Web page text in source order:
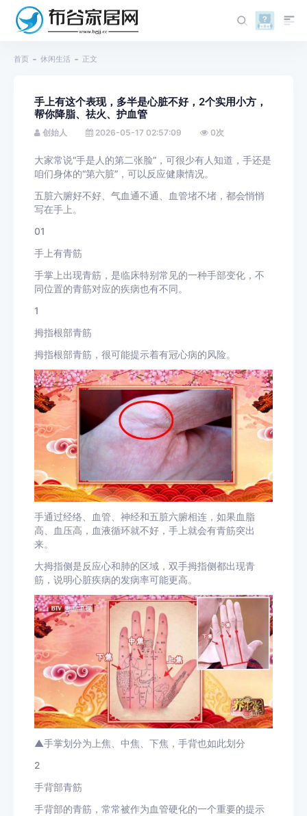
首页 休闲生活 正文
手上有这个表现，多半是心脏不好，2个实用小方，
帮你降脂、祛火、护血管
创始人 2026-05-17 02:57:09 0次
大家常说“手是人的第二张脸”，可很少有人知道，手还是
咱们身体的“第六脏”，可以反应健康情况。
五脏六腑好不好、气血通不通、血管堵不堵，都会悄悄
写在手上。
01
手上有青筋
手掌上出现青筋，是临床特别常见的一种手部变化，不
同位置的青筋对应的疾病也有不同。
1
拇指根部青筋
拇指根部青筋，很可能提示着有冠心病的风险。
手通过经络、血管、神经和五脏六腑相连，如果血脂
高、血压高，血液循环就不好，手上就会有青筋突出
来。
大拇指侧是反应心和肺的区域，双手拇指侧都出现青
筋，说明心脏疾病的发病率可能更高。
▲手掌划分为上焦、中焦、下焦，手背也如此划分
2
手背部青筋
手背部的青筋，常常被作为血管硬化的一个重要的提示